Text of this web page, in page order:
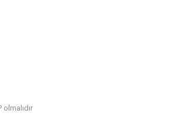
olmalıdır